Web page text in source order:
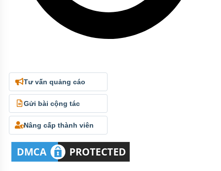
Tư vấn quảng cáo
Gửi bài cộng tác
Nâng cấp thành viên